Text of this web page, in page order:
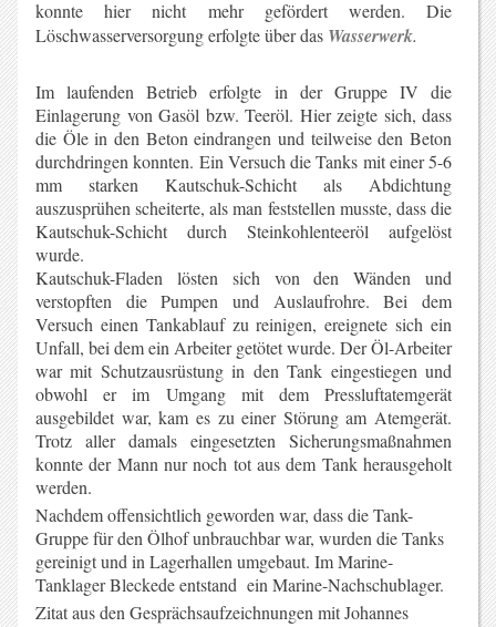
konnte hier nicht mehr gefördert werden. Die
Löschwasserversorgung erfolgte über das Wasserwerk.
Im laufenden Betrieb erfolgte in der Gruppe IV die
Einlagerung von Gasöl bzw. Teeröl. Hier zeigte sich, dass
die Öle in den Beton eindrangen und teilweise den Beton
durchdringen konnten. Ein Versuch die Tanks mit einer 5-6
mm starken Kautschuk-Schicht als Abdichtung
auszusprühen scheiterte, als man feststellen musste, dass die
Kautschuk-Schicht durch Steinkohlenteeröl aufgelöst
wurde.
Kautschuk-Fladen lösten sich von den Wänden und
verstopften die Pumpen und Auslaufrohre. Bei dem
Versuch einen Tankablauf zu reinigen, ereignete sich ein
Unfall, bei dem ein Arbeiter getötet wurde. Der Öl-Arbeiter
war mit Schutzausrüstung in den Tank eingestiegen und
obwohl er im Umgang mit dem Pressluftatemgerät
ausgebildet war, kam es zu einer Störung am Atemgerät.
Trotz aller damals eingesetzten Sicherungsmaßnahmen
konnte der Mann nur noch tot aus dem Tank herausgeholt
werden.
Nachdem offensichtlich geworden war, dass die Tank-
Gruppe für den Ölhof unbrauchbar war, wurden die Tanks
gereinigt und in Lagerhallen umgebaut. Im Marine-
Tanklager Bleckede entstand ein Marine-Nachschublager.
Zitat aus den Gesprächsaufzeichnungen mit Johannes